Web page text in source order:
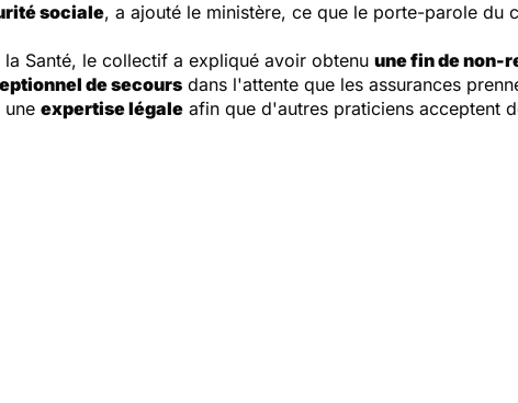
sociale, a ajouté le ministère, ce que le porte-parole du
Santé, le collectif a expliqué avoir obtenu une fin de non-
de secours dans l'attente que les assurances
expertise légale afin que d'autres praticiens acceptent